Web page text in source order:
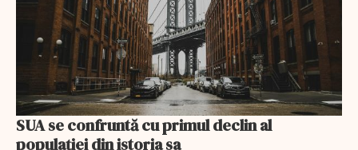
SUA se confruntă cu primul declin al
populației din istoria sa